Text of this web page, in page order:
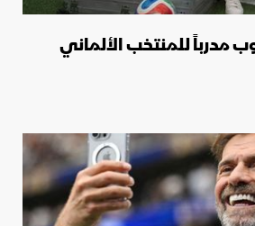
مدرباً للمنتخب الألماني